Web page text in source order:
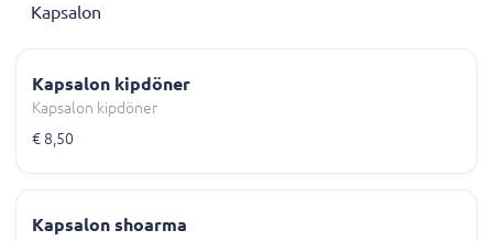
Kapsalon
Kapsalon kipdöner
Kapsalon kipdöner
€ 8,50
Kapsalon shoarma